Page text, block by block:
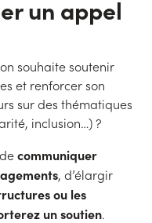
un appel
souhaite soutenir
et renforcer son
sur des thématiques
inclusion…) ?
communiquer
, d’élargir
ou les
un soutien.